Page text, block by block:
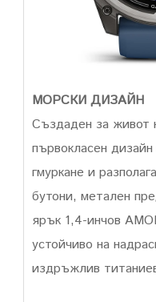
МОРСКИ ДИЗАЙН
Създаден за живот
първокласен
гмуркане и
бутони, метален
ярък 1,4-инчов
устойчиво на
издръжлив